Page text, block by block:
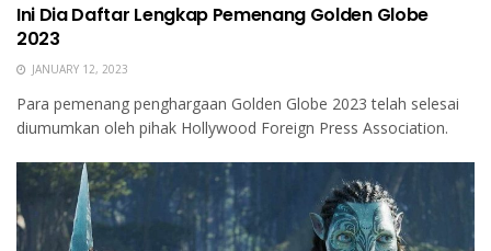
Ini Dia Daftar Lengkap Pemenang Golden Globe
2023
JANUARY 12, 2023
Para pemenang penghargaan Golden Globe 2023 telah selesai
diumumkan oleh pihak Hollywood Foreign Press Association.